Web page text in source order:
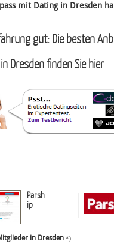
mit Dating in Dresden
gut: Die besten
Dresden finden Sie hier
Parsh
ip
in Dresden *)